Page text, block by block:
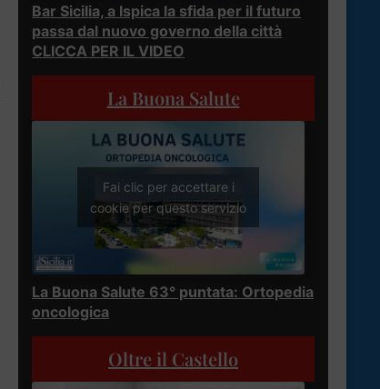
Bar Sicilia, a Ispica la sfida per il futuro
passa dal nuovo governo della città
CLICCA PER IL VIDEO
La Buona Salute
Fai clic per accettare i
cookie per questo servizio
La Buona Salute 63° puntata: Ortopedia
oncologica
Oltre il Castello